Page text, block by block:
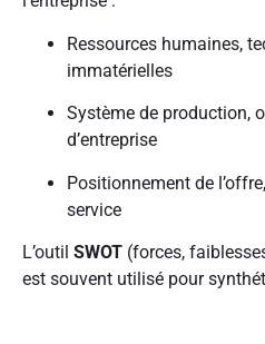
Ressources humaines,
immatérielles
Système de production,
d’entreprise
Positionnement de
service
L’outil SWOT (forces,
est souvent utilisé pour